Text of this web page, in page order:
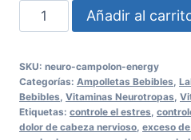
Vive
la
con
NEURO
CAMPOLON
Añadir al
SKU: neuro-campolon-energy
Categorías: Ampolletas Bebibles
Bebibles Vitaminas Neurotropas
Etiquetas: controle el estres
dolor de cabeza nervioso exceso